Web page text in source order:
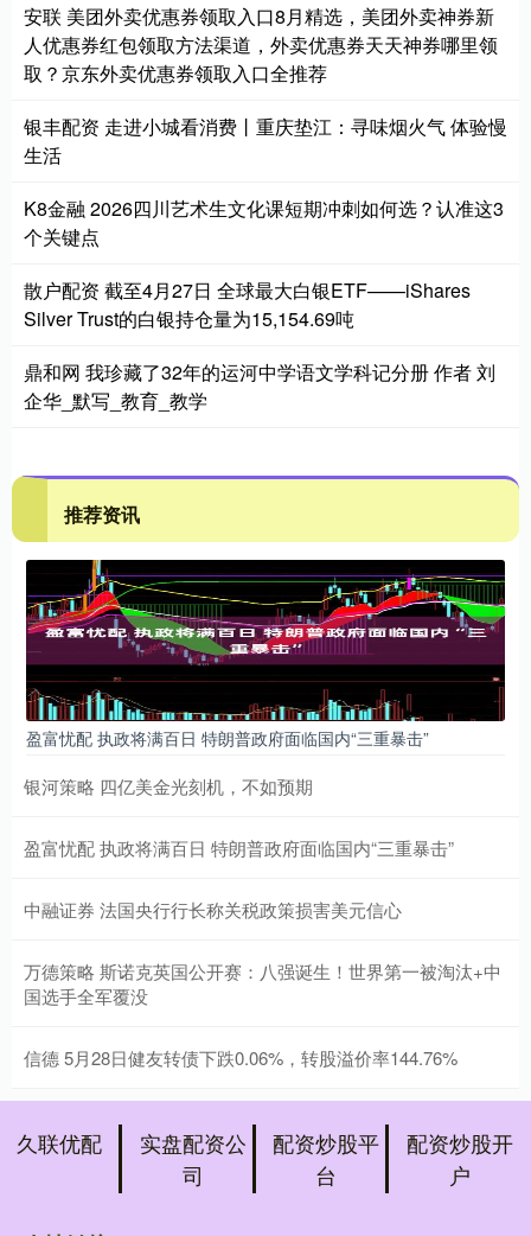
安联 美团外卖优惠券领取入口8月精选，美团外卖神券新
人优惠券红包领取方法渠道，外卖优惠券天天神券哪里领
取？京东外卖优惠券领取入口全推荐
银丰配资 走进小城看消费丨重庆垫江：寻味烟火气 体验慢
生活
K8金融 2026四川艺术生文化课短期冲刺如何选？认准这3
个关键点
散户配资 截至4月27日 全球最大白银ETF——iShares
Silver Trust的白银持仓量为15,154.69吨
鼎和网 我珍藏了32年的运河中学语文学科记分册 作者 刘
企华_默写_教育_教学
推荐资讯
盈富忧配 执政将满百日 特朗普政府面临国内“三重暴击”
银河策略 四亿美金光刻机，不如预期
盈富忧配 执政将满百日 特朗普政府面临国内“三重暴击”
中融证券 法国央行行长称关税政策损害美元信心
万德策略 斯诺克英国公开赛：八强诞生！世界第一被淘汰+中
国选手全军覆没
信德 5月28日健友转债下跌0.06%，转股溢价率144.76%
久联优配
实盘配资公
司
配资炒股平
台
配资炒股开
户